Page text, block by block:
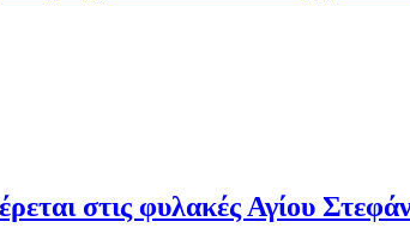
στις φυλακές Αγίου